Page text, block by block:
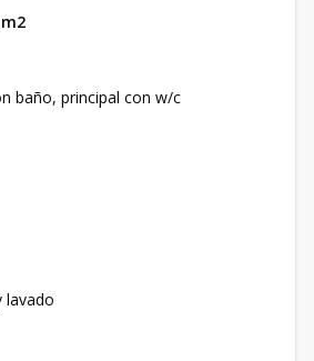
baño, principal con w/c
lavado